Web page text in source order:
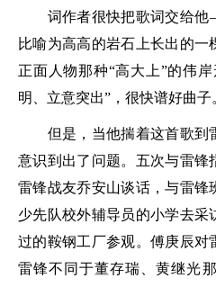
词作者很快把歌词交给他
比喻为高高的岩石上长出的一
正面人物那种“高大上”的伟
明、立意突出”，很快谱好曲子
但是，当他揣着这首歌到
意识到出了问题。五次与雷锋
雷锋战友乔安山谈话，与雷锋
少先队校外辅导员的小学去采
过的鞍钢工厂参观。傅庚辰对
雷锋不同于董存瑞、黄继光